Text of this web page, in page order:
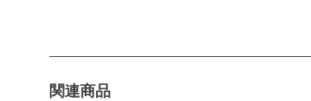
関連商品